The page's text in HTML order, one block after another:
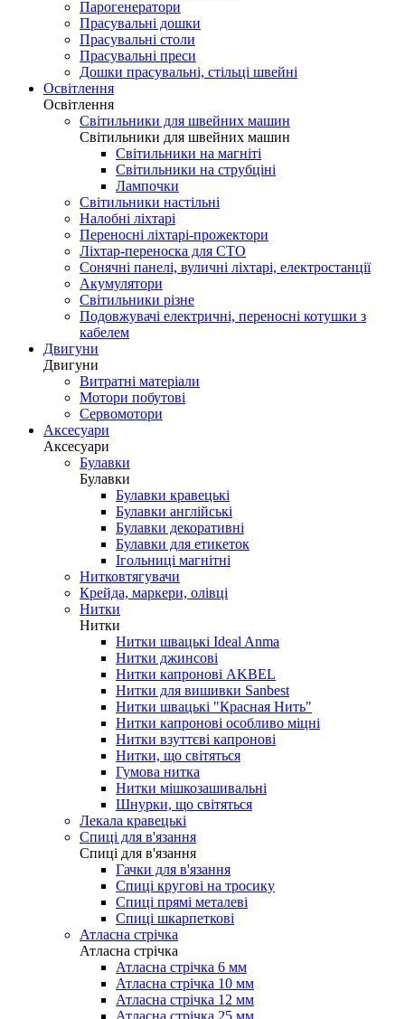
Парогенератори
Прасувальні дошки
Прасувальні столи
Прасувальні преси
Дошки прасувальні, стільці швейні
Освітлення
Освітлення
Світильники для швейних машин
Світильники для швейних машин
Світильники на магніті
Світильники на струбціні
Лампочки
Світильники настільні
Налобні ліхтарі
Переносні ліхтарі-прожектори
Ліхтар-переноска для СТО
Сонячні панелі, вуличні ліхтарі, електростанції
Акумулятори
Світильники різне
Подовжувачі електричні, переносні котушки з
кабелем
Двигуни
Двигуни
Витратні матеріали
Мотори побутові
Сервомотори
Аксесуари
Аксесуари
Булавки
Булавки
Булавки кравецькі
Булавки англійські
Булавки декоративні
Булавки для етикеток
Ігольниці магнітні
Нитковтягувачи
Крейда, маркери, олівці
Нитки
Нитки
Нитки швацькі Ideal Anma
Нитки джинсові
Нитки капронові AKBEL
Нитки для вишивки Sanbest
Нитки швацькі "Красная Нить"
Нитки капронові особливо міцні
Нитки взуттєві капронові
Нитки, що світяться
Гумова нитка
Нитки мішкозашивальні
Шнурки, що світяться
Лекала кравецькі
Cпиці для в'язання
Cпиці для в'язання
Гачки для в'язання
Спиці кругові на тросику
Спиці прямі металеві
Спиці шкарпеткові
Атласна стрічка
Атласна стрічка
Атласна стрічка 6 мм
Атласна стрічка 10 мм
Атласна стрічка 12 мм
Атласна стрічка 25 мм